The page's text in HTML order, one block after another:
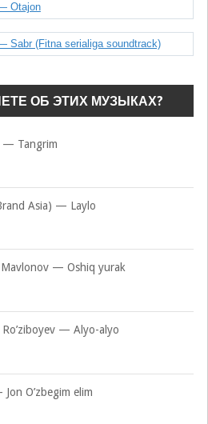
Otajon
Sabr (Fitna serialiga soundtrack)
ОБ ЭТИХ МУЗЫКАХ?
— Tangrim
Asia) — Laylo
Mavlonov — Oshiq yurak
— Alyo-alyo
O’zbegim elim